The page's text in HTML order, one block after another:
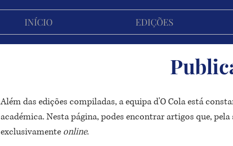
INÍCIO EDIÇÕES
Além das edições compiladas, a equipa d'O Cola está
académica. Nesta página, podes encontrar artigos que,
exclusivamente online.